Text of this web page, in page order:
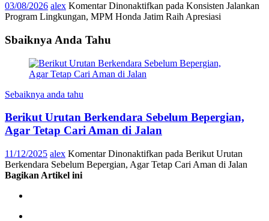
03/08/2026 alex Komentar Dinonaktifkan pada Konsisten Jalankan
Program Lingkungan, MPM Honda Jatim Raih Apresiasi
Sbaiknya Anda Tahu
Sebaiknya anda tahu
Berikut Urutan Berkendara Sebelum Bepergian,
Agar Tetap Cari Aman di Jalan
11/12/2025 alex Komentar Dinonaktifkan pada Berikut Urutan
Berkendara Sebelum Bepergian, Agar Tetap Cari Aman di Jalan
Bagikan Artikel ini